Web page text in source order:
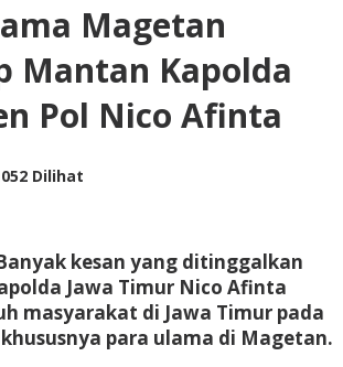
Terhadap
Mantan
Kapolda
Jatim
Irjen
Pol
Magetan
Mantan Kapolda
Pol Nico Afinta
Dilihat
kesan yang ditinggalkan
Jawa Timur Nico Afinta
masyarakat di Jawa Timur pada
para ulama di Magetan.